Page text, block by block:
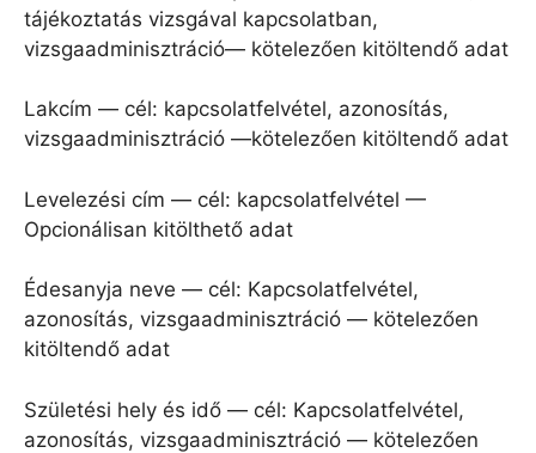
tájékoztatás vizsgával kapcsolatban,
vizsgaadminisztráció— kötelezően kitöltendő adat
Lakcím — cél: kapcsolatfelvétel, azonosítás,
vizsgaadminisztráció —kötelezően kitöltendő adat
Levelezési cím — cél: kapcsolatfelvétel —
Opcionálisan kitölthető adat
Édesanyja neve — cél: Kapcsolatfelvétel,
azonosítás, vizsgaadminisztráció — kötelezően
kitöltendő adat
Születési hely és idő — cél: Kapcsolatfelvétel,
azonosítás, vizsgaadminisztráció — kötelezően